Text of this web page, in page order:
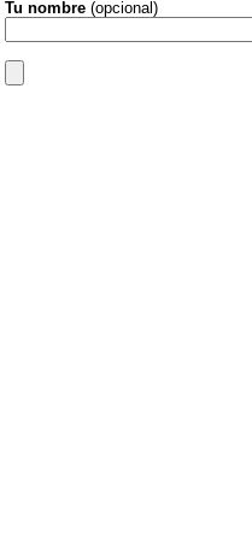
Tu nombre (opcional)